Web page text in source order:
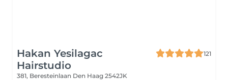
Hakan Yesilagac
Hairstudio
121
381, Beresteinlaan Den Haag 2542JK